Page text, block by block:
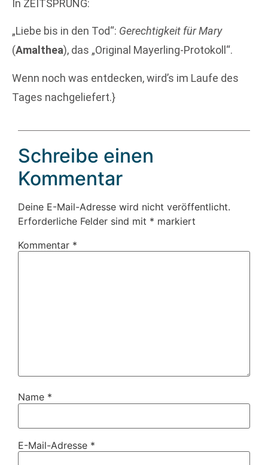
In ZEITSPRUNG:
„Liebe bis in den Tod“: Gerechtigkeit für Mary
(Amalthea), das „Original Mayerling-Protokoll“.
Wenn noch was entdecken, wird’s im Laufe des
Tages nachgeliefert.}
Schreibe einen
Kommentar
Deine E-Mail-Adresse wird nicht veröffentlicht.
Erforderliche Felder sind mit * markiert
Kommentar *
Name *
E-Mail-Adresse *